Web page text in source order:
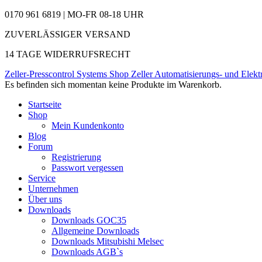
0170 961 6819 | MO-FR 08-18 UHR
ZUVERLÄSSIGER VERSAND
14 TAGE WIDERRUFSRECHT
Zeller-Presscontrol Systems Shop Zeller Automatisierungs- und
Es befinden sich momentan keine Produkte im Warenkorb.
Startseite
Shop
Mein Kundenkonto
Blog
Forum
Registrierung
Passwort vergessen
Service
Unternehmen
Über uns
Downloads
Downloads GOC35
Allgemeine Downloads
Downloads Mitsubishi Melsec
Downloads AGB`s